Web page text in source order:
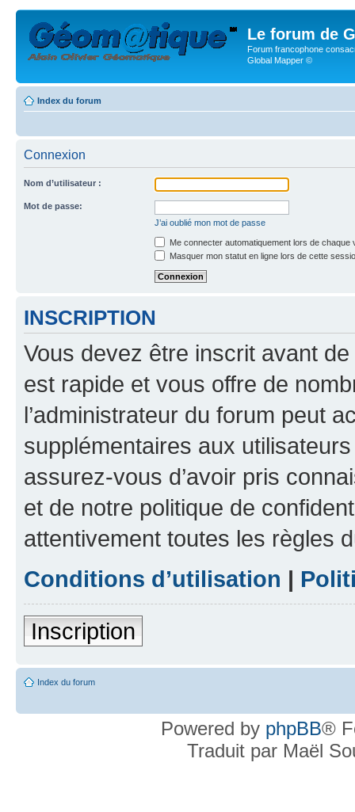
Le forum de
Forum francophone
Global Mapper ©
Index du forum
Connexion
Nom d’utilisateur :
Mot de passe:
J’ai oublié mon mot de passe
Me connecter automatiquement lors de chaque
Masquer mon statut en ligne lors de cette
INSCRIPTION
Vous devez être inscrit avant
est rapide et vous offre de
l’administrateur du forum peut
supplémentaires aux
assurez-vous d’avoir pris
et de notre politique de
attentivement toutes les règles
Conditions d’utilisation |
Inscription
Index du forum
Powered by phpBB®
Traduit par Maël